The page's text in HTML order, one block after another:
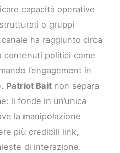
capacità operative
o gruppi
ha raggiunto circa
contenuti politici come
l’engagement in
Patriot Bait non separa
li fonde in un’unica
la manipolazione
più credibili link,
di interazione.